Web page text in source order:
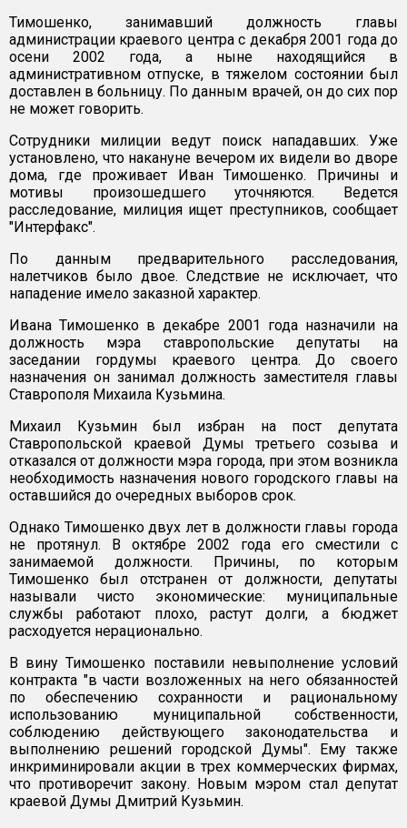
Тимошенко, занимавший должность главы
администрации краевого центра с декабря 2001 года до
осени 2002 года, а ныне находящийся в
административном отпуске, в тяжелом состоянии был
доставлен в больницу. По данным врачей, он до сих пор
не может говорить.
Сотрудники милиции ведут поиск нападавших. Уже
установлено, что накануне вечером их видели во дворе
дома, где проживает Иван Тимошенко. Причины и
мотивы произошедшего уточняются. Ведется
расследование, милиция ищет преступников, сообщает
"Интерфакс".
По данным предварительного расследования,
налетчиков было двое. Следствие не исключает, что
нападение имело заказной характер.
Ивана Тимошенко в декабре 2001 года назначили на
должность мэра ставропольские депутаты на
заседании гордумы краевого центра. До своего
назначения он занимал должность заместителя главы
Ставрополя Михаила Кузьмина.
Михаил Кузьмин был избран на пост депутата
Ставропольской краевой Думы третьего созыва и
отказался от должности мэра города, при этом возникла
необходимость назначения нового городского главы на
оставшийся до очередных выборов срок.
Однако Тимошенко двух лет в должности главы города
не протянул. В октябре 2002 года его сместили с
занимаемой должности. Причины, по которым
Тимошенко был отстранен от должности, депутаты
называли чисто экономические: муниципальные
службы работают плохо, растут долги, а бюджет
расходуется нерационально.
В вину Тимошенко поставили невыполнение условий
контракта "в части возложенных на него обязанностей
по обеспечению сохранности и рациональному
использованию муниципальной собственности,
соблюдению действующего законодательства и
выполнению решений городской Думы". Ему также
инкриминировали акции в трех коммерческих фирмах,
что противоречит закону. Новым мэром стал депутат
краевой Думы Дмитрий Кузьмин.